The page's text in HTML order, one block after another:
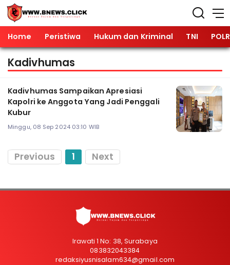
Home Peristiwa Hukum dan Kriminal TNI
Kadivhumas
Kadivhumas Sampaikan Apresiasi
Kapolri ke Anggota Yang Jadi Penggali
Kubur
Minggu, 08 Sep 2024 03:10 WIB
Previous 1 Next
Irawati 1 No: 38, Surabaya
083832043384
redaksiyusnisalam634@gmail.com